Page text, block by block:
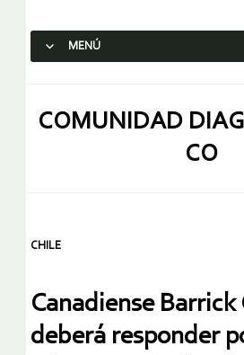
MENÚ
COMUNIDAD
CO
CHILE
Canadiense Barrick
deberá responder